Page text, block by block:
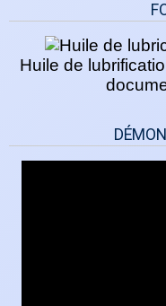
Huile de